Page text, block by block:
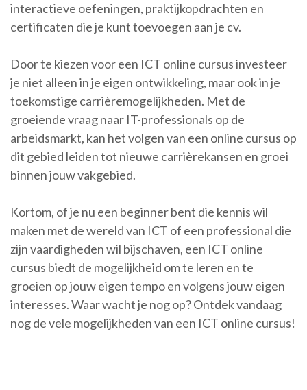
interactieve oefeningen, praktijkopdrachten en
certificaten die je kunt toevoegen aan je cv.
Door te kiezen voor een ICT online cursus investeer
je niet alleen in je eigen ontwikkeling, maar ook in je
toekomstige carrièremogelijkheden. Met de
groeiende vraag naar IT-professionals op de
arbeidsmarkt, kan het volgen van een online cursus op
dit gebied leiden tot nieuwe carrièrekansen en groei
binnen jouw vakgebied.
Kortom, of je nu een beginner bent die kennis wil
maken met de wereld van ICT of een professional die
zijn vaardigheden wil bijschaven, een ICT online
cursus biedt de mogelijkheid om te leren en te
groeien op jouw eigen tempo en volgens jouw eigen
interesses. Waar wacht je nog op? Ontdek vandaag
nog de vele mogelijkheden van een ICT online cursus!